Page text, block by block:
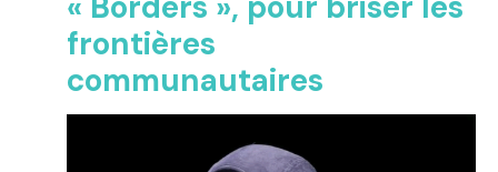
frontières
communautaires